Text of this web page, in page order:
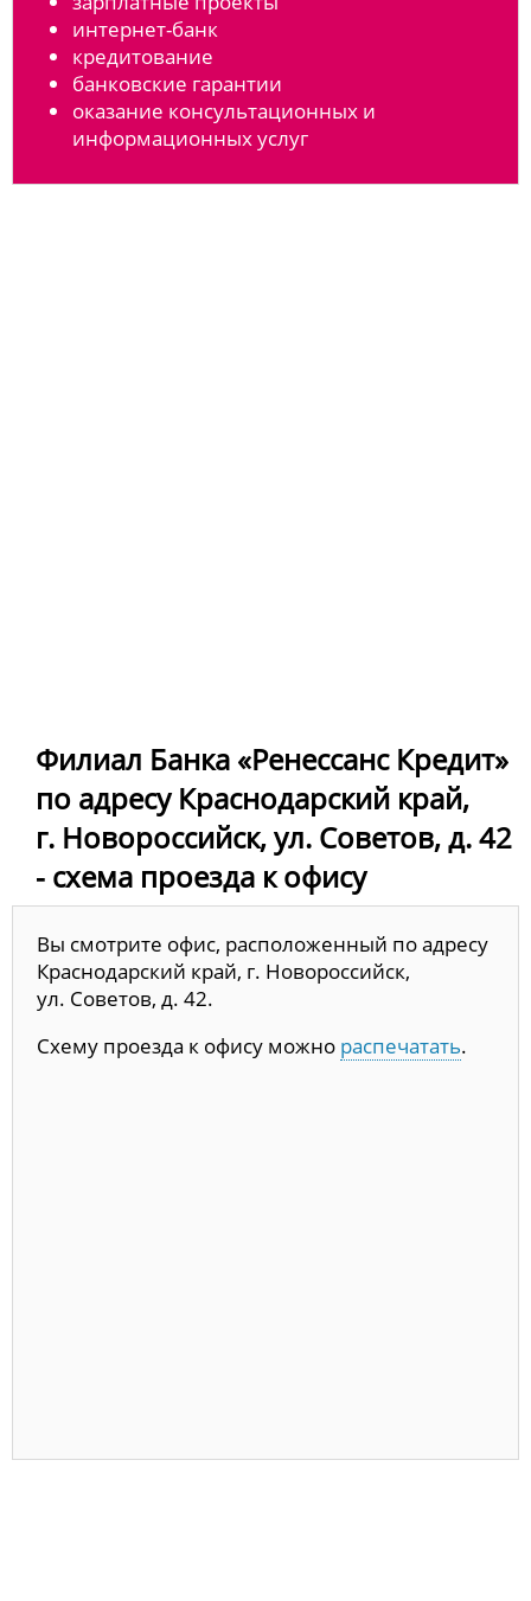
интернет-банк
кредитование
банковские гарантии
оказание консультационных и
информационных услуг
Филиал Банка «Ренессанс Кредит»
по адресу Краснодарский край,
г. Новороссийск, ул. Советов, д. 42
- схема проезда к офису
Вы смотрите офис, расположенный по адресу
Краснодарский край, г. Новороссийск,
ул. Советов, д. 42.
Схему проезда к офису можно распечатать.